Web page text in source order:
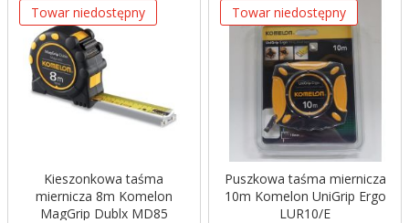
Towar niedostępny
Kieszonkowa taśma
miernicza 8m Komelon
MagGrip Dublx MD85
Towar niedostępny
Puszkowa taśma miernicza
10m Komelon UniGrip Ergo
LUR10/E